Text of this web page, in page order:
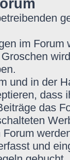
im
und in der
dass
das
und